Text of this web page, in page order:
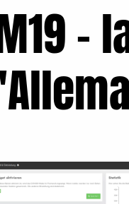
-